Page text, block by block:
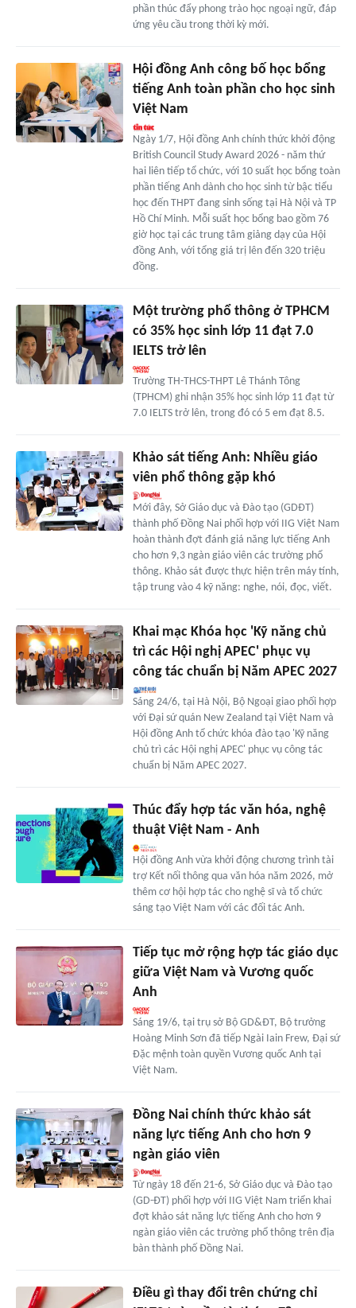
phần thúc đẩy phong trào học ngoại ngữ, đáp
ứng yêu cầu trong thời kỳ mới.
Hội đồng Anh công bố học bổng
tiếng Anh toàn phần cho học sinh
Việt Nam
Ngày 1/7, Hội đồng Anh chính thức khởi động
British Council Study Award 2026 - năm thứ
hai liên tiếp tổ chức, với 10 suất học bổng toàn
phần tiếng Anh dành cho học sinh từ bậc tiểu
học đến THPT đang sinh sống tại Hà Nội và TP
Hồ Chí Minh. Mỗi suất học bổng bao gồm 76
giờ học tại các trung tâm giảng dạy của Hội
đồng Anh, với tổng giá trị lên đến 320 triệu
đồng.
Một trường phổ thông ở TPHCM
có 35% học sinh lớp 11 đạt 7.0
IELTS trở lên
Trường TH-THCS-THPT Lê Thánh Tông
(TPHCM) ghi nhận 35% học sinh lớp 11 đạt từ
7.0 IELTS trở lên, trong đó có 5 em đạt 8.5.
Khảo sát tiếng Anh: Nhiều giáo
viên phổ thông gặp khó
Mới đây, Sở Giáo dục và Ðào tạo (GDÐT)
thành phố Ðồng Nai phối hợp với IIG Việt Nam
hoàn thành đợt đánh giá năng lực tiếng Anh
cho hơn 9,3 ngàn giáo viên các trường phổ
thông. Khảo sát được thực hiện trên máy tính,
tập trung vào 4 kỹ năng: nghe, nói, đọc, viết.
Khai mạc Khóa học 'Kỹ năng chủ
trì các Hội nghị APEC' phục vụ
công tác chuẩn bị Năm APEC 2027
Sáng 24/6, tại Hà Nội, Bộ Ngoại giao phối hợp
với Đại sứ quán New Zealand tại Việt Nam và
Hội đồng Anh tổ chức khóa đào tạo 'Kỹ năng
chủ trì các Hội nghị APEC' phục vụ công tác
chuẩn bị Năm APEC 2027.
Thúc đẩy hợp tác văn hóa, nghệ
thuật Việt Nam - Anh
Hội đồng Anh vừa khởi động chương trình tài
trợ Kết nối thông qua văn hóa năm 2026, mở
thêm cơ hội hợp tác cho nghệ sĩ và tổ chức
sáng tạo Việt Nam với các đối tác Anh.
Tiếp tục mở rộng hợp tác giáo dục
giữa Việt Nam và Vương quốc
Anh
Sáng 19/6, tại trụ sở Bộ GD&ĐT, Bộ trưởng
Hoàng Minh Sơn đã tiếp Ngài Iain Frew, Đại sứ
Đặc mệnh toàn quyền Vương quốc Anh tại
Việt Nam.
Đồng Nai chính thức khảo sát
năng lực tiếng Anh cho hơn 9
ngàn giáo viên
Từ ngày 18 đến 21-6, Sở Giáo dục và Đào tạo
(GD-ĐT) phối hợp với IIG Việt Nam triển khai
đợt khảo sát năng lực tiếng Anh cho hơn 9
ngàn giáo viên các trường phổ thông trên địa
bàn thành phố Đồng Nai.
Điều gì thay đổi trên chứng chỉ